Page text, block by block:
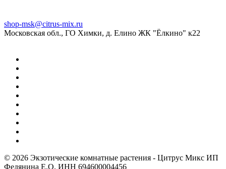
shop-msk@citrus-mix.ru
Московская обл., ГО Химки, д. Елино ЖК "Ёлкино" к22
© 2026 Экзотические комнатные растения - Цитрус Микс ИП
Федянина Е.О. ИНН 694600004456